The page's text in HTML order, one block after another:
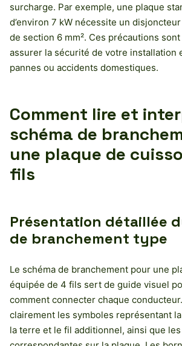
surcharge. Par exemple, une plaque
d’environ 7 kW nécessite un
de section 6 mm². Ces précautions
assurer la sécurité de votre installation
pannes ou accidents domestiques.
Comment lire et
schéma de
une plaque de
fils
Présentation détaillée
de branchement type
Le schéma de branchement pour une
équipée de 4 fils sert de guide visuel
comment connecter chaque
clairement les symboles représentant
la terre et le fil additionnel, ainsi que